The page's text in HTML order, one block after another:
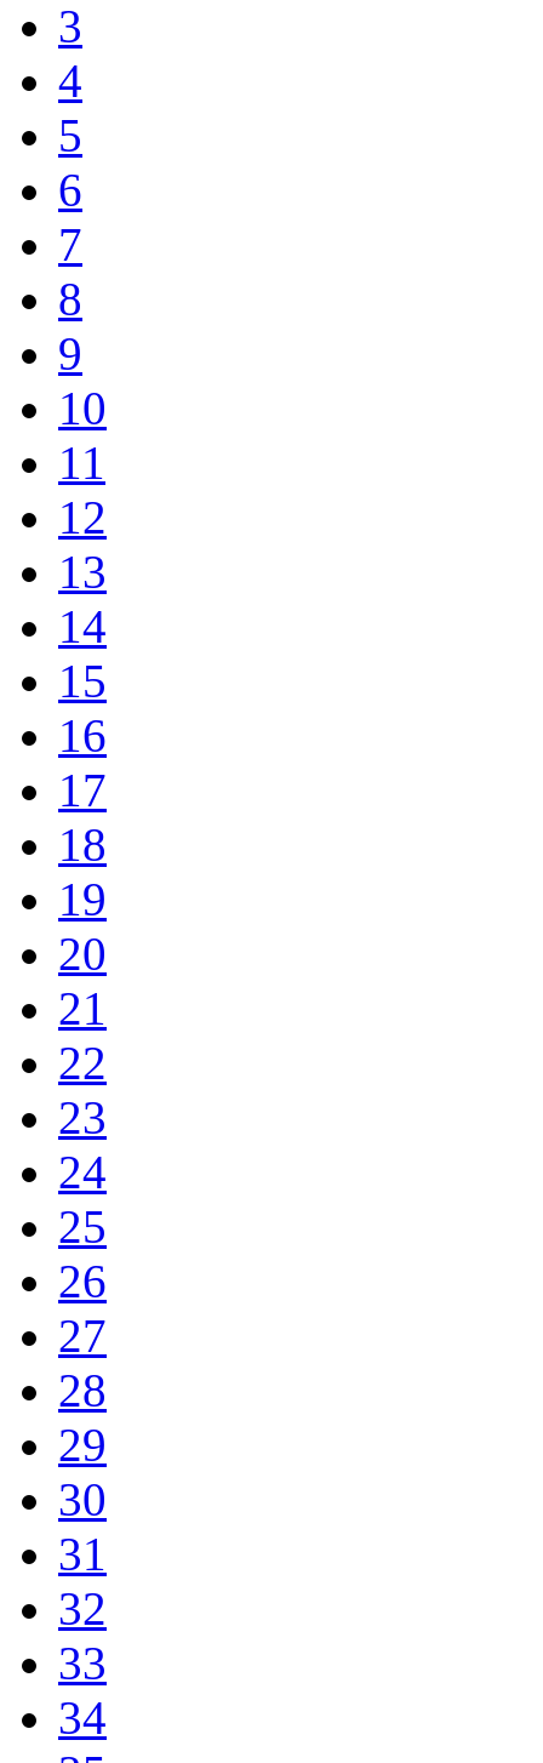
3
4
5
6
7
8
9
10
11
12
13
14
15
16
17
18
19
20
21
22
23
24
25
26
27
28
29
30
31
32
33
34